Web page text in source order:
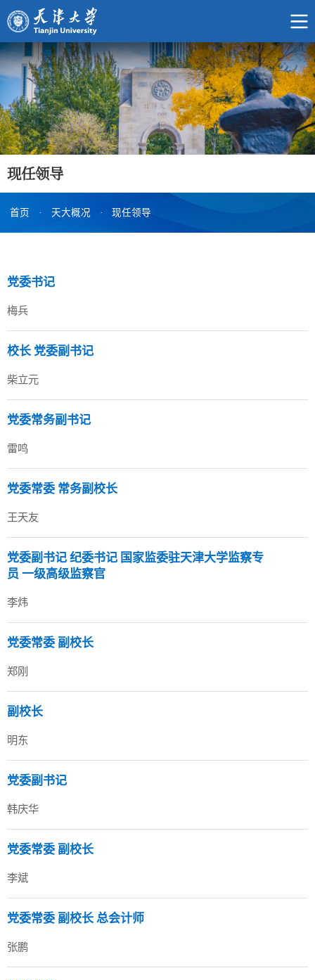
现任领导
首页 · 天大概况 · 现任领导
党委书记
梅兵
校长 党委副书记
柴立元
党委常务副书记
雷鸣
党委常委 常务副校长
王天友
党委副书记 纪委书记 国家监委驻天津大学监察专
员 一级高级监察官
李炜
党委常委 副校长
郑刚
副校长
明东
党委副书记
韩庆华
党委常委 副校长
李斌
党委常委 副校长 总会计师
张鹏